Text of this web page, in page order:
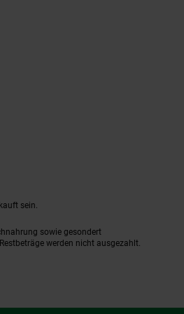
sein.
sowie gesondert
werden nicht ausgezahlt.